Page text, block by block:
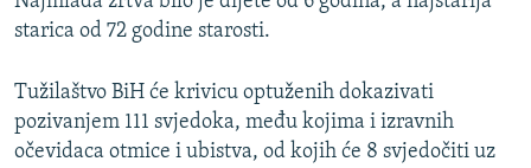
starica od 72 godine starosti.
Tužilaštvo BiH će krivicu optuženih dokazivati
pozivanjem 111 svjedoka, među kojima i izravnih
očevidaca otmice i ubistva, od kojih će 8 svjedočiti uz